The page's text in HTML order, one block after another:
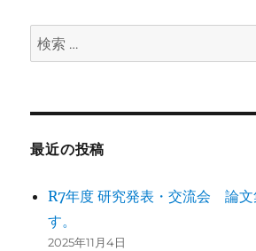
検
索:
最近の投稿
R7年度 研究発表・交流会 論文
す。
2025年11月4日